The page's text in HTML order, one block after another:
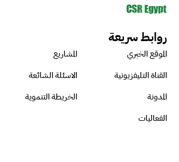
روابط سريعة
الموقع الخبري
المشاريع
القناة التليفزيونية
الاسئلة الشائعة
المدونة
الخريطة التنموية
الفعاليات